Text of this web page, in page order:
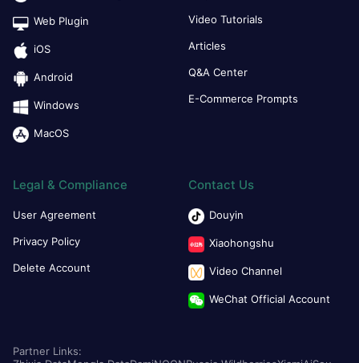
Web Plugin
iOS
Android
Windows
MacOS
Video Tutorials
Articles
Q&A Center
E-Commerce Prompts
Legal & Compliance
User Agreement
Privacy Policy
Delete Account
Contact Us
Douyin
Xiaohongshu
Video Channel
WeChat Official Account
Partner Links: